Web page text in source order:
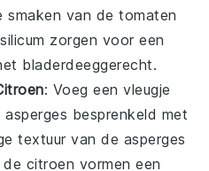
smaken van detomaten
zorgen voor een
bladerdeeggerecht.
: Voeg een vleugje
asperges besprenkeld met
textuur van de asperges
citroen vormen een